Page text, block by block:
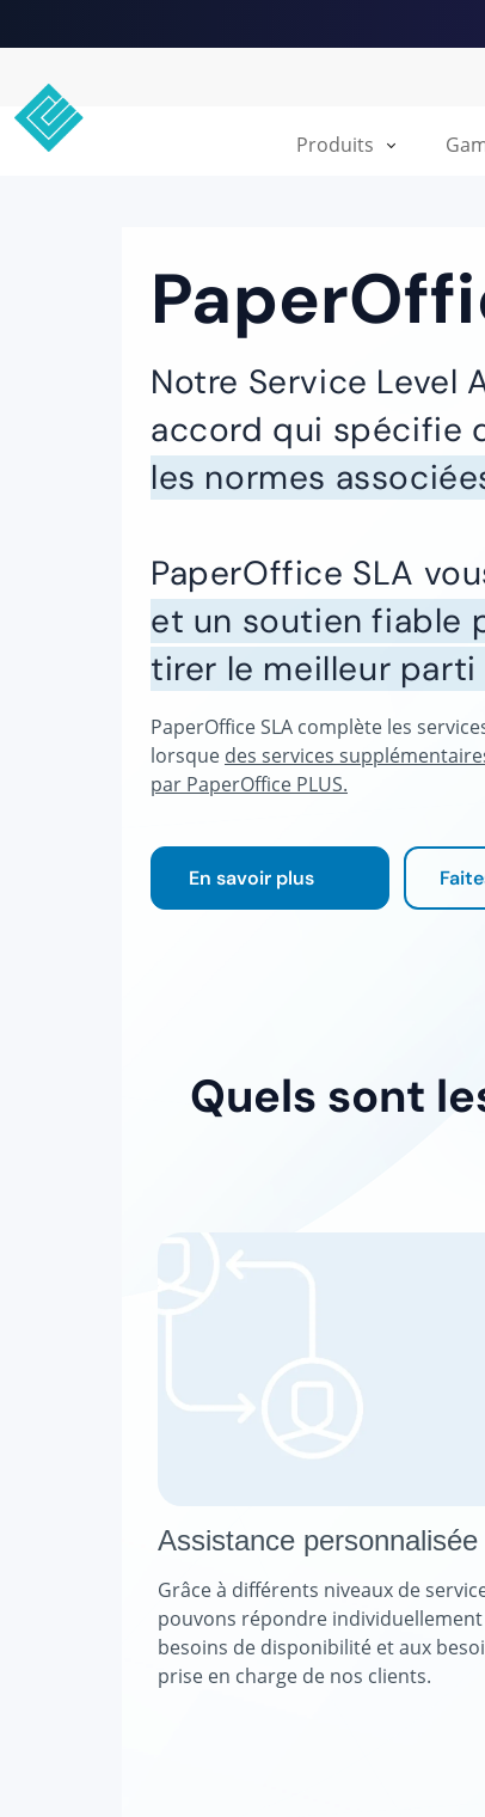
Produits
Notre Service Level
accord qui spécifie
les normes
PaperOffice SLA
et un soutien fiable
tirer le meilleur
PaperOffice SLA complète les
lorsque des services
par PaperOffice PLUS.
En savoir plus
Quels sont
Assistance personnalisée
Grâce à différents niveaux de
pouvons répondre
besoins de disponibilité et aux
prise en charge de nos clients.